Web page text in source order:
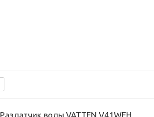
Раздатчик воды VATTEN V41WFH